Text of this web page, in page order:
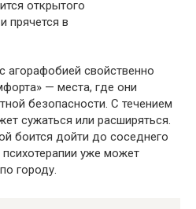
агорафобией свойственно
— места, где они
безопасности. С течением
сужаться или расширяться.
боится дойти до соседнего
уже может
городу.